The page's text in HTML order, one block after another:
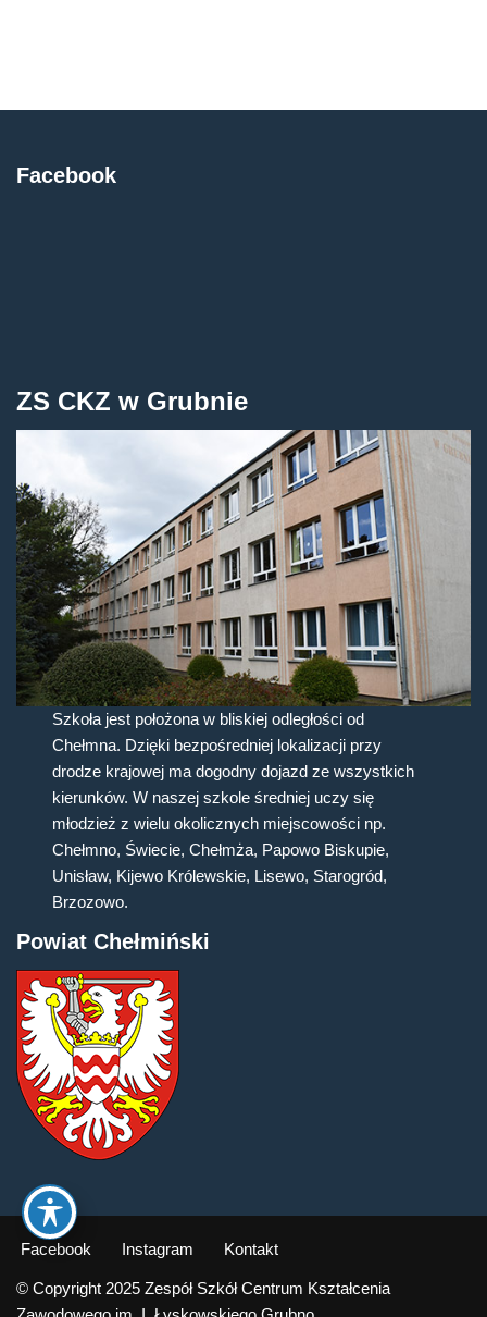
Facebook
ZS CKZ w Grubnie
Szkoła jest położona w bliskiej odległości od
Chełmna. Dzięki bezpośredniej lokalizacji przy
drodze krajowej ma dogodny dojazd ze wszystkich
kierunków. W naszej szkole średniej uczy się
młodzież z wielu okolicznych miejscowości np.
Chełmno, Świecie, Chełmża, Papowo Biskupie,
Unisław, Kijewo Królewskie, Lisewo, Starogród,
Brzozowo.
Powiat Chełmiński
Facebook Instagram Kontakt
© Copyright 2025 Zespół Szkół Centrum Kształcenia